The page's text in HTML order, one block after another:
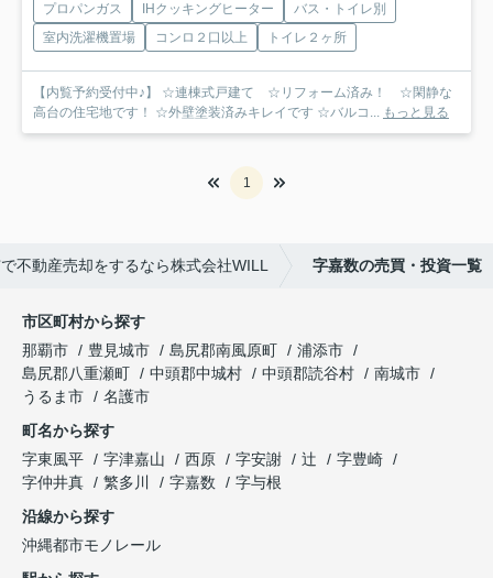
プロパンガス IHクッキングヒーター
バス・トイレ別
室内洗濯機置場
コンロ２口以上 トイレ２ヶ所
【内覧予約受付中♪】 ☆連棟式戸建て ☆リフォーム済み！ ☆閑静な
高台の住宅地です！ ☆外壁塗装済みキレイです ☆バルコ... もっと見る
1
不動産売却をするなら株式会社WILL 字嘉数の売買・投資一覧
市区町村から探す
那覇市
豊見城市 島尻郡南風原町
浦添市
島尻郡八重瀬町
中頭郡中城村 中頭郡読谷村
南城市
うるま市
名護市
町名から探す
字東風平
字津嘉山 西原 字安謝 辻
字豊崎
字仲井真
繁多川 字嘉数
字与根
沿線から探す
沖縄都市モノレール